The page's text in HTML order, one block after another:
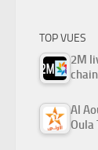
TOP VUES
2M
Al
Oula